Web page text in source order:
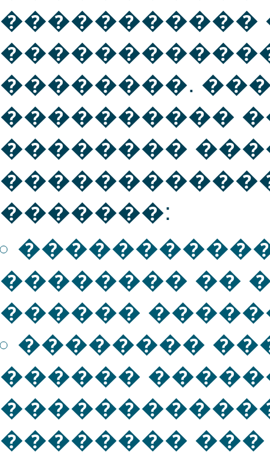
�����������
��������.
����������
��������
�������:
�������� ��
������
��������
������
�������� ���